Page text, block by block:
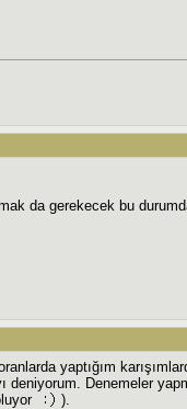
da gerekecek bu
yaptığım
Denemeler
).